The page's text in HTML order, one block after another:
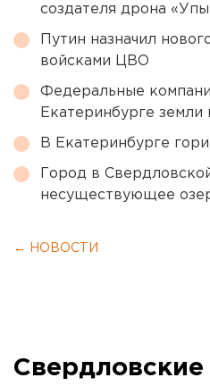
создателя дрона
Путин назначил
войсками ЦВО
Федеральные
Екатеринбурге земли
В Екатеринбурге
Город в
несуществующее
← НОВОСТИ
Свердловские